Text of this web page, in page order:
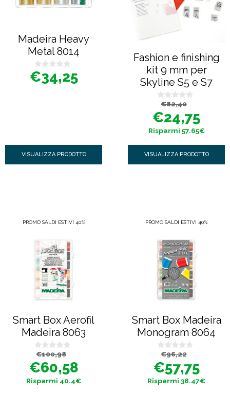
Madeira Heavy
Metal 8014
0
s
€34,25
VISUALIZZA PRODOTTO
Fashion e finishing
kit 9 mm per
Skyline S5 e S7
0
s
u
5
€82,40
Il
prezzo
originale
era:
€82,40.
€24,75
Il
prezzo
attuale
è:
€24,75.
Risparmi 57.65€
VISUALIZZA PRODOTTO
PROMO SALDI ESTIVI 40%
Smart Box Aerofil
Madeira 8063
0
s
u
€100,98
Il
prezzo
originale
era:
€100,98.
€60,58
Il
prezzo
attuale
è:
€60,58.
Risparmi 40.4€
PROMO SALDI ESTIVI 40%
Smart Box Madeira
Monogram 8064
0
s
u
€96,22
Il
prezzo
originale
era:
€96,22.
€57,75
Il
prezzo
attuale
è:
€57,75.
Risparmi 38.47€